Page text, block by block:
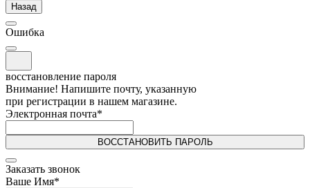
Назад
Ошибка
восстановление пароля
Внимание! Напишите почту, указанную
при регистрации в нашем магазине.
Электронная почта*
ВОССТАНОВИТЬ ПАРОЛЬ
Заказать звонок
Ваше Имя*